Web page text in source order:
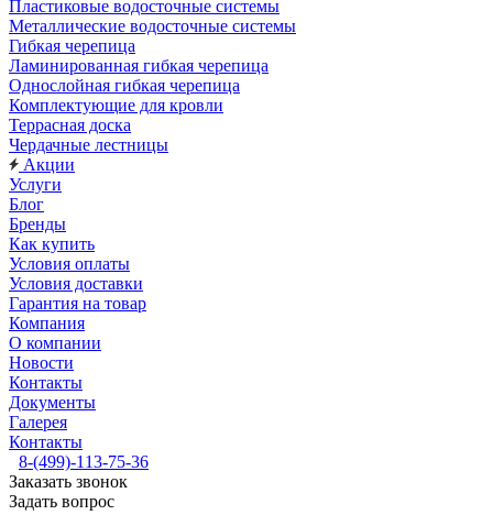
Пластиковые водосточные системы
Металлические водосточные системы
Гибкая черепица
Ламинированная гибкая черепица
Однослойная гибкая черепица
Комплектующие для кровли
Террасная доска
Чердачные лестницы
Акции
Услуги
Блог
Бренды
Как купить
Условия оплаты
Условия доставки
Гарантия на товар
Компания
О компании
Новости
Контакты
Документы
Галерея
Контакты
8-(499)-113-75-36
Заказать звонок
Задать вопрос